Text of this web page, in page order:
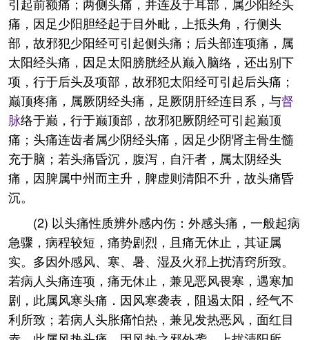
痛，因足少阳胆经起于目外毗，上抵头角，行侧头
部，故邪犯少阳经可引起侧头痛；后头部连项痛，属
太阳经头痛，因足太阳膀胱经从巅入脑络，还出别下
项，行于后头及项部，故邪犯太阳经可引起后头痛；
巅顶疼痛，属厥阴经头痛，足厥阴肝经连目系，与督
脉络于巅，行于巅顶部，故邪犯厥阴经可引起巅顶
痛；头痛连齿者属少阴经头痛，因足少阴肾主骨生髓
充于脑；若头痛昏沉，腹泻，自汗者，属太阴经头
痛，因脾属中州而主升，脾虚则清阳不升，故头痛昏
沉。
(2) 以头痛性质辨外感内伤：外感头痛，一般起病
急骤，病程较短，痛势剧烈，且痛无休止，其证属
实。多因外感风、寒、暑、湿及火邪上扰清窍所致。
若病人头痛连项，痛无休止，兼见恶风畏寒，遇寒加
剧，此属风寒头痛．因风寒袭表，阻遏太阳，经气不
利所致；若病人头胀痛怕热，兼见发热恶风，面红目